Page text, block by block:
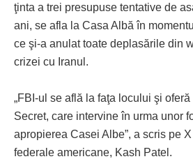
ţinta a trei presupuse tentative de
ani, se afla la Casa Albă în
ce şi-a anulat toate deplasările din
crizei cu Iranul.
„FBI-ul se află la faţa locului şi
Secret, care intervine în urma unor
apropierea Casei Albe”, a scris pe
federale americane, Kash Patel.